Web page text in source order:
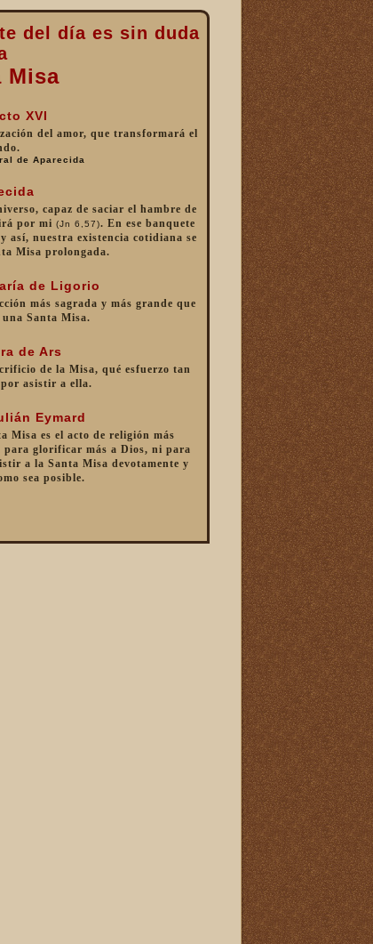
del día es sin duda
Misa
XVI
del amor, que transformará el
de Aparecida
capaz de saciar el hambre de
por mi (Jn 6,57). En ese banquete
así, nuestra existencia cotidiana se
Misa prolongada.
de Ligorio
más sagrada y más grande que
Santa Misa.
de Ars
de la Misa, qué esfuerzo tan
asistir a ella.
Eymard
Misa es el acto de religión más
para glorificar más a Dios, ni para
a la Santa Misa devotamente y
sea posible.